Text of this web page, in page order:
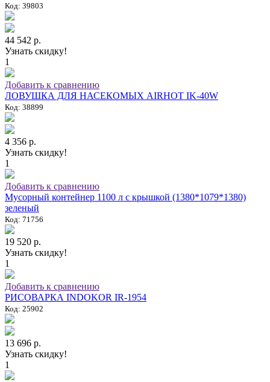
Код: 39803
44 542 р.
Узнать скидку!
1
Добавить к сравнению
ЛОВУШКА ДЛЯ НАСЕКОМЫХ AIRHOT IK-40W
Код: 38899
4 356 р.
Узнать скидку!
1
Добавить к сравнению
Мусорный контейнер 1100 л с крышкой (1380*1079*1380)
зеленый
Код: 71756
19 520 р.
Узнать скидку!
1
Добавить к сравнению
РИСОВАРКА INDOKOR IR-1954
Код: 25902
13 696 р.
Узнать скидку!
1